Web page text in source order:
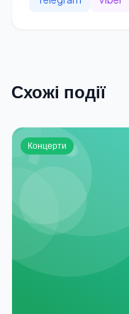
Схожі події
Концерти